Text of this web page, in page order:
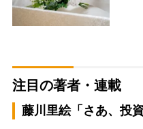
注目の著者・連載
藤川里絵「さあ、投